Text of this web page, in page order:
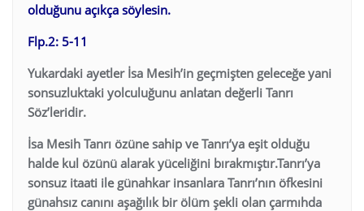
olduğunu açıkça söylesin.
Flp.2: 5-11
Yukardaki ayetler İsa Mesih’in geçmişten geleceğe yani
sonsuzluktaki yolculuğunu anlatan değerli Tanrı
Söz’leridir.
İsa Mesih Tanrı özüne sahip ve Tanrı’ya eşit olduğu
halde kul özünü alarak yüceliğini bırakmıştır.Tanrı’ya
sonsuz itaati ile günahkar insanlara Tanrı’nın öfkesini
günahsız canını aşağılık bir ölüm şekli olan çarmıhda